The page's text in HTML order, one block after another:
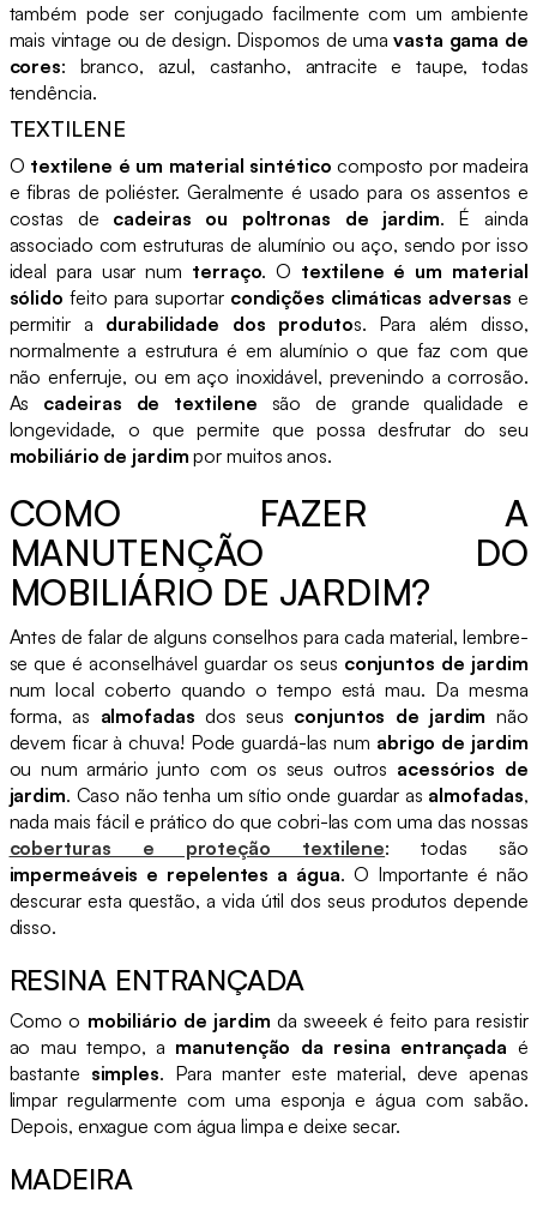
também pode ser conjugado facilmente com um ambiente
mais vintage ou de design. Dispomos de umavasta gama de
cores: branco, azul, castanho, antracite e taupe, todas
tendência.
TEXTILENE
O textilene é um material sintético composto por madeira
e fibras de poliéster. Geralmente é usado para os assentos e
costas de cadeiras ou poltronas de jardim. É ainda
associado com estruturas de alumínio ou aço, sendo por isso
ideal para usar num terraço. O textilene é um material
sólido feito para suportar condições climáticas adversas e
permitir a durabilidade dos produtos. Para além disso,
normalmente a estrutura é em alumínio o que faz com que
não enferruje, ou em aço inoxidável, prevenindo a corrosão.
As cadeiras de textilene são de grande qualidade e
longevidade, o que permite que possa desfrutar do seu
mobiliário de jardim por muitos anos.
COMO FAZER A
MANUTENÇÃO DO
MOBILIÁRIO DE JARDIM?
Antes de falar de alguns conselhos para cada material, lembre-
se que é aconselhável guardar os seus conjuntos de jardim
num local coberto quando o tempo está mau. Da mesma
forma, as almofadas dos seus conjuntos de jardim não
devem ficar à chuva! Pode guardá-las num abrigo de jardim
ou num armário junto com os seus outros acessórios de
jardim. Caso não tenha um sítio onde guardar as almofadas,
nada mais fácil e prático do que cobri-las com uma das nossas
coberturas e proteção textilene: todas são
impermeáveis e repelentes a água. O Importante é não
descurar esta questão, a vida útil dos seus produtos depende
disso.
RESINA ENTRANÇADA
Como o mobiliário de jardim da sweeek é feito para resistir
ao mau tempo, a manutenção da resina entrançada é
bastante simples. Para manter este material, deve apenas
limpar regularmente com uma esponja e água com sabão.
Depois, enxague com água limpa e deixe secar.
MADEIRA